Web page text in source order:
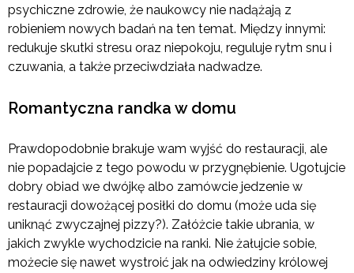
psychiczne zdrowie, że naukowcy nie nadążają z
robieniem nowych badań na ten temat. Między innymi:
redukuje skutki stresu oraz niepokoju, reguluje rytm snu i
czuwania, a także przeciwdziała nadwadze.
Romantyczna randka w domu
Prawdopodobnie brakuje wam wyjść do restauracji, ale
nie popadajcie z tego powodu w przygnębienie. Ugotujcie
dobry obiad we dwójkę albo zamówcie jedzenie w
restauracji dowożącej posiłki do domu (może uda się
uniknąć zwyczajnej pizzy?). Załóżcie takie ubrania, w
jakich zwykle wychodzicie na ranki. Nie żałujcie sobie,
możecie się nawet wystroić jak na odwiedziny królowej